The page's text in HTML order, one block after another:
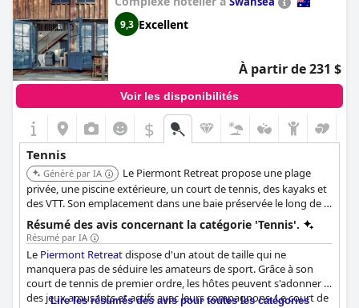
9,3 Excellent
À partir de 231 $
Voir les disponibilités
$
Tennis
Généré par IA
Le Piermont Retreat propose une plage
privée, une piscine extérieure, un court de tennis, des kayaks et
des VTT. Son emplacement dans une baie préservée le long de la
côte est de la Tasmanie offre un cadre tranquille pour les
amateurs de tennis.
Résumé des avis concernant la catégorie 'Tennis'.
Résumé par IA
Le Piermont Retreatdispose d'un atout de taille qui ne
manquera pas de séduire les amateurs de sport. Grâce à son
court de tennis de premier ordre, les hôtes peuvent s'adonner à
des jeux amusants et actifs avec leurs compagnons. Le court de
Lire les résumés des avis pour toutes les catégories